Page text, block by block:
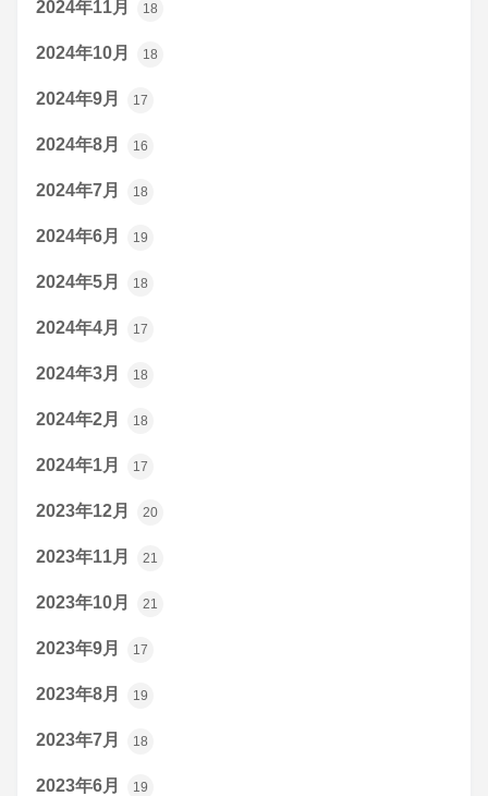
2024年11月 18
2024年10月 18
2024年9月 17
2024年8月 16
2024年7月 18
2024年6月 19
2024年5月 18
2024年4月 17
2024年3月 18
2024年2月 18
2024年1月 17
2023年12月 20
2023年11月 21
2023年10月 21
2023年9月 17
2023年8月 19
2023年7月 18
2023年6月 19